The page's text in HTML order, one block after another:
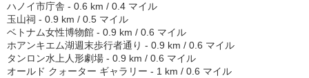
ハノイ市庁舎 - 0.6 km / 0.4 マイル
玉山祠 - 0.9 km / 0.5 マイル
ベトナム女性博物館 - 0.9 km / 0.6 マイル
ホアンキエム湖週末歩行者通り - 0.9 km / 0.6 マイル
タンロン水上人形劇場 - 0.9 km / 0.6 マイル
オールド クォーター ギャラリー - 1 km / 0.6 マイル